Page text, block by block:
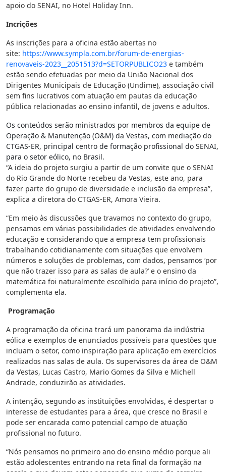
apoio do SENAI, no Hotel Holiday Inn.
Incrições
As inscrições para a oficina estão abertas no
site: https://www.sympla.com.br/forum-de-energias-
renovaveis-2023__2051513?d=SETORPUBLICO23 e também
estão sendo efetuadas por meio da União Nacional dos
Dirigentes Municipais de Educação (Undime), associação civil
sem fins lucrativos com atuação em pautas da educação
pública relacionadas ao ensino infantil, de jovens e adultos.
Os conteúdos serão ministrados por membros da equipe de
Operação & Manutenção (O&M) da Vestas, com mediação do
CTGAS-ER, principal centro de formação profissional do SENAI,
para o setor eólico, no Brasil.
“A ideia do projeto surgiu a partir de um convite que o SENAI
do Rio Grande do Norte recebeu da Vestas, este ano, para
fazer parte do grupo de diversidade e inclusão da empresa”,
explica a diretora do CTGAS-ER, Amora Vieira.
“Em meio às discussões que travamos no contexto do grupo,
pensamos em várias possibilidades de atividades envolvendo
educação e considerando que a empresa tem profissionais
trabalhando cotidianamente com situações que envolvem
números e soluções de problemas, com dados, pensamos ‘por
que não trazer isso para as salas de aula?’ e o ensino da
matemática foi naturalmente escolhido para início do projeto”,
complementa ela.
Programação
A programação da oficina trará um panorama da indústria
eólica e exemplos de enunciados possíveis para questões que
incluam o setor, como inspiração para aplicação em exercícios
realizados nas salas de aula. Os supervisores da área de O&M
da Vestas, Lucas Castro, Mario Gomes da Silva e Michell
Andrade, conduzirão as atividades.
A intenção, segundo as instituições envolvidas, é despertar o
interesse de estudantes para a área, que cresce no Brasil e
pode ser encarada como potencial campo de atuação
profissional no futuro.
“Nós pensamos no primeiro ano do ensino médio porque ali
estão adolescentes entrando na reta final da formação na